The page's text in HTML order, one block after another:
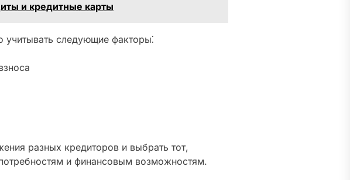
и кредитные карты
следующие факторы⁚
разных кредиторов и выбрать тот,
и финансовым возможностям.